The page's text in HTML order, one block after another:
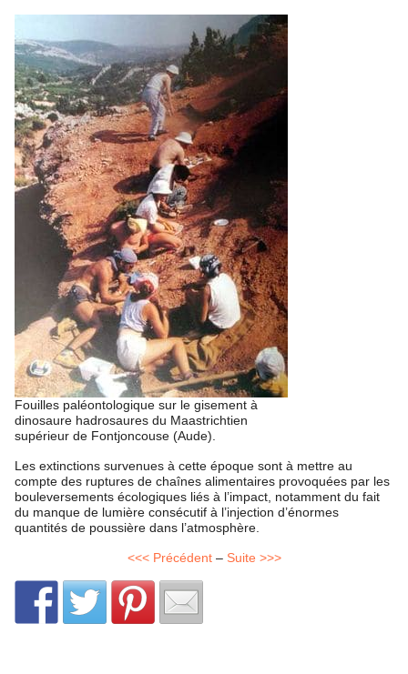
Fouilles paléontologique sur le gisement à
dinosaure hadrosaures du Maastrichtien
supérieur de Fontjoncouse (Aude).
Les extinctions survenues à cette époque sont à mettre au
compte des ruptures de chaînes alimentaires provoquées par les
bouleversements écologiques liés à l’impact, notamment du fait
du manque de lumière consécutif à l’injection d’énormes
quantités de poussière dans l’atmosphère.
<<< Précédent– Suite >>>